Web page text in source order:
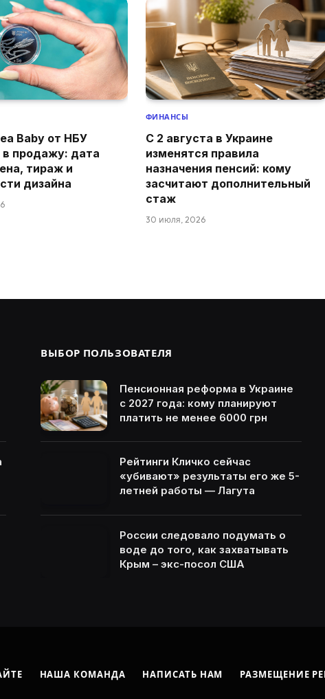
Baby от НБУ
в продажу: дата
тираж и
дизайна
ФИНАНСЫ
С 2 августа в Украине
изменятся правила
назначения пенсий: кому
засчитают дополнительный
стаж
30 июля, 2026
ВЫБОР ПОЛЬЗОВАТЕЛЯ
Пенсионная реформа в Украине
с 2027 года: кому планируют
платить не менее 6000 грн
Рейтинги Кличко сейчас
«убивают» результаты его же 5-
летней работы — Лагута
России следовало подумать о
воде до того, как захватывать
Крым – экс-посол США
НАША КОМАНДА НАПИСАТЬ НАМ РАЗМЕЩЕНИЕ